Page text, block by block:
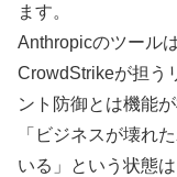
ます。
Anthropicのツール
CrowdStrikeが担う
ント防御とは機能
「ビジネスが壊れ
いる」という状態